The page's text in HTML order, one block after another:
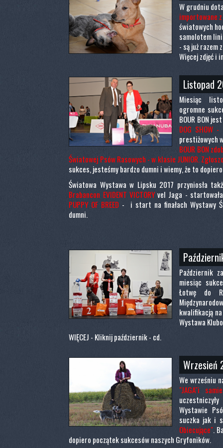
W grudniu
importowane z
światowych
samolotem
- są już razem
Więcej zdjęć i
Listopad
Miesiąc
ogromne
BOUR BON
DOG SHOW
prestiżowych
BOUR BON
Światowej Psów Rasowych - w klasie JUNIOR.
sukces, jesteśmy bardzo dumni i wiemy, że to
Światowa Wystawa w Lipsku 2017 przyniosła
Brabancon EVIDENT VICTORYvel Jaga -
PUPPY OF BREED - i start na finałach Wystawy
dumni.
Październik
miesiąc
Łotwę do
kwalifikacją
Wystawa
WIĘCEJ - Kliknij październik - cd.
Wrzesień
We wrześniu
"JAGA"i
Wystawie
suczka jak i
Obiecujące".
dopiero początek sukcesów naszych Gryfoników.